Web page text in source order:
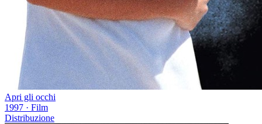
Apri gli occhi
1997 · Film
Distribuzione